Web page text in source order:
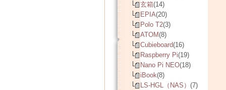
玄箱(14)
EPIA(20)
Polo T2(3)
ATOM(8)
Cubieboard(16)
Raspberry Pi(19)
Nano Pi NEO(18)
iBook(8)
LS-HGL（NAS） (7)